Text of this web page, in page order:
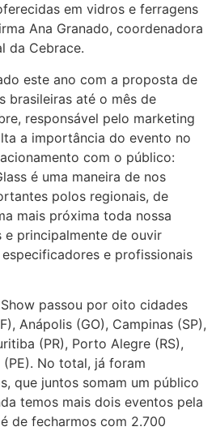
em vidros e ferragens
Ana Granado, coordenadora
da Cebrace.
este ano com a proposta de
brasileiras até o mês de
responsável pelo marketing
a importância do evento no
com o público:
é uma maneira de nos
polos regionais, de
mais próxima toda nossa
principalmente de ouvir
e profissionais
passou por oito cidades
Anápolis (GO), Campinas (SP),
(PR), Porto Alegre (RS),
No total, já foram
que juntos somam um público
temos mais dois eventos pela
de fecharmos com 2.700